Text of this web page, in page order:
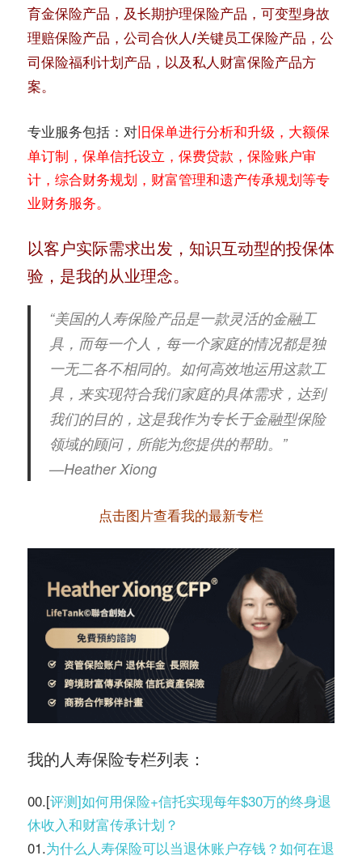
育金保险产品，及长期护理保险产品，可变型身故
理赔保险产品，公司合伙人/关键员工保险产品，公
司保险福利计划产品，以及私人财富保险产品方
案。
专业服务包括 ：对旧保单进行分析和升级，大额保
单订制，保单信托设立，保费贷款，保险账户审
计，综合财务规划，财富管理和遗产传承规划等专
业财务服务。
以客户实际需求出发，知识互动型的投保体
验，是我的从业理念。
“美国的人寿保险产品是一款灵活的金融工
具，而每一个人，每一个家庭的情况都是独
一无二各不相同的。如何高效地运用这款工
具，来实现符合我们家庭的具体需求，达到
我们的目的，这是我作为专长于金融型保险
领域的顾问，所能为您提供的帮助。”
—Heather Xiong
点击图片查看我的最新专栏
我的人寿保险专栏列表：
00.[评测]如何用保险+信托实现每年$30万的终身退
休收入和财富传承计划？
01.为什么人寿保险可以当退休账户存钱？如何在退